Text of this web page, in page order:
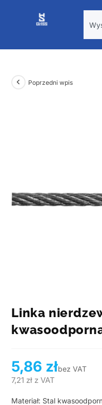
Poprzedni wpis
Linka
5,86 złbez VAT
7,21 zł z VAT
Materiał: Stal